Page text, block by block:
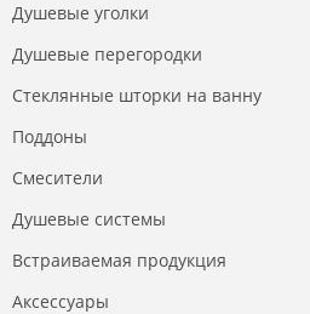
Душевые уголки
Душевые перегородки
Стеклянные шторки на ванну
Поддоны
Смесители
Душевые системы
Встраиваемая продукция
Аксессуары